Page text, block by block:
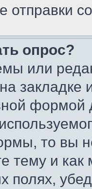
отправки
опрос?
или
формой
то вы
тему и
полях,